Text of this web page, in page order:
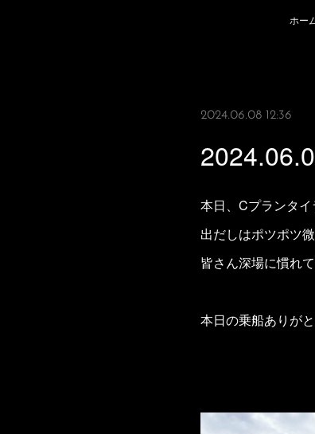
ホー
2024.06.08 12:36
本日、Cプランタ
出だしはポツポツ
皆さん深場に慣れ
本日の乗船ありが